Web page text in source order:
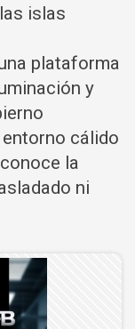
islas
plataforma
y
cálido
la
ni